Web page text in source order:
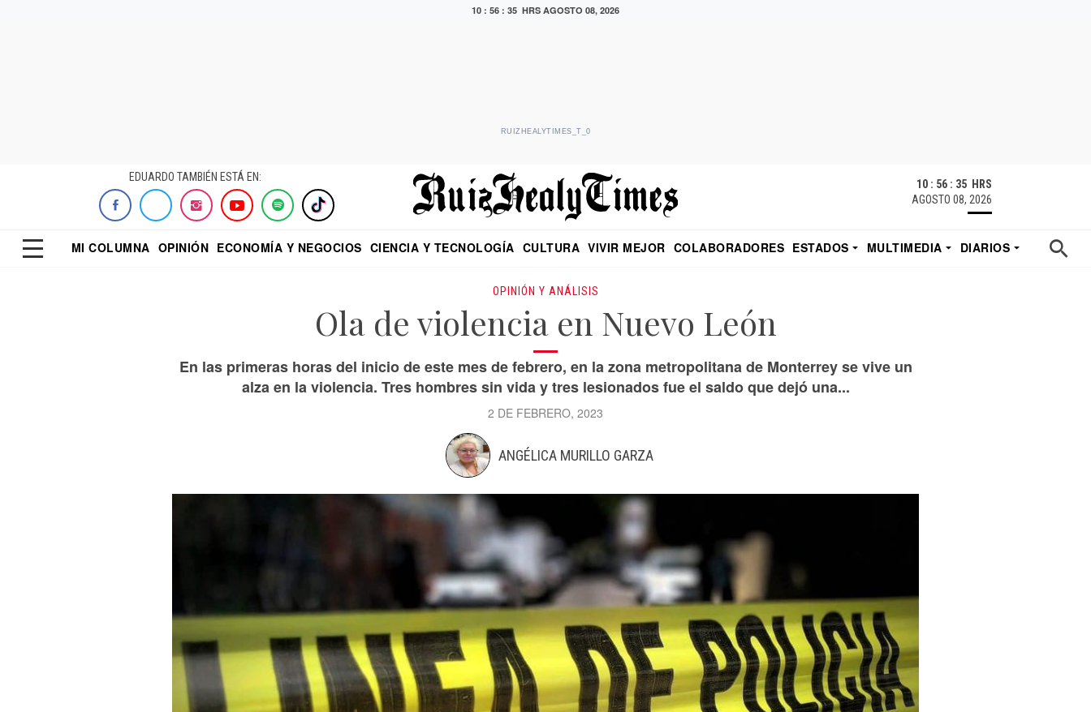
10 : 56 : 36 HRS AGOSTO 08, 2026
RUIZHEALYTIMES_T_0
EDUARDO TAMBIÉN ESTÁ EN:
10 : 56 : 36 HRS
AGOSTO 08, 2026
MI COLUMNA OPINIÓN ECONOMÍA Y NEGOCIOS CIENCIA Y TECNOLOGÍA CULTURA VIVIR MEJOR COLABORADORES ESTADOS MULTIMEDIA
DIARIOS
OPINIÓN Y ANÁLISIS
Ola de violencia en Nuevo León
En las primeras horas del inicio de este mes de febrero, en la zona metropolitana de Monterrey se vive un
alza en la violencia. Tres hombres sin vida y tres lesionados fue el saldo que dejó una...
2 DE FEBRERO, 2023
ANGÉLICA MURILLO GARZA